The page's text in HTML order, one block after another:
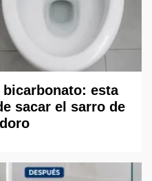
esta
sacar el sarro de